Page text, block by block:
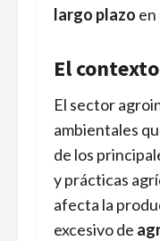
largo plazo
El
El sector
ambientales
de los
y prácticas
afecta la
excesivo de